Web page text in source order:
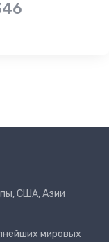
США, Азии
мировых